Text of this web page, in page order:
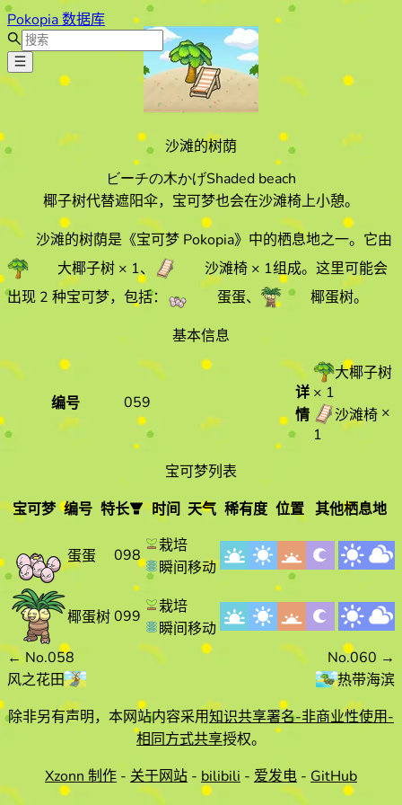
Pokopia 数据库
沙滩的树荫
ビーチの木かげShaded beach
椰子树代替遮阳伞，宝可梦也会在沙滩椅上小憩。
沙滩的树荫是《宝可梦 Pokopia》中的栖息地之一。它由
大椰子树 × 1、 沙滩椅 × 1组成。 这里可能会
出现 2 种宝可梦，包括：
蛋蛋、 椰蛋树。
基本信息
编号 059
详
情
大椰子树
× 1
沙滩椅 ×
1
宝可梦列表
宝可梦 编号 特长 时间 天气 稀有度 位置 其他栖息地
号
特长 时间
天气
蛋蛋
098
栽培
瞬间移动
椰蛋树099
栽培
瞬间移动
←No.058
风之花田
No.060 →
热带海滨
除非另有声明，本网站内容采用知识共享署名-非商业性使用-
相同方式共享授权。
Xzonn 制作 - 关于网站 - bilibili - 爱发电 - GitHub